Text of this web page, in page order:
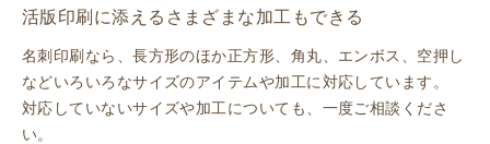
活版印刷に添えるさまざまな加工もできる
名刺印刷なら、長方形のほか正方形、角丸、エンボス、空押し
などいろいろなサイズのアイテムや加工に対応しています。
対応していないサイズや加工についても、一度ご相談くださ
い。